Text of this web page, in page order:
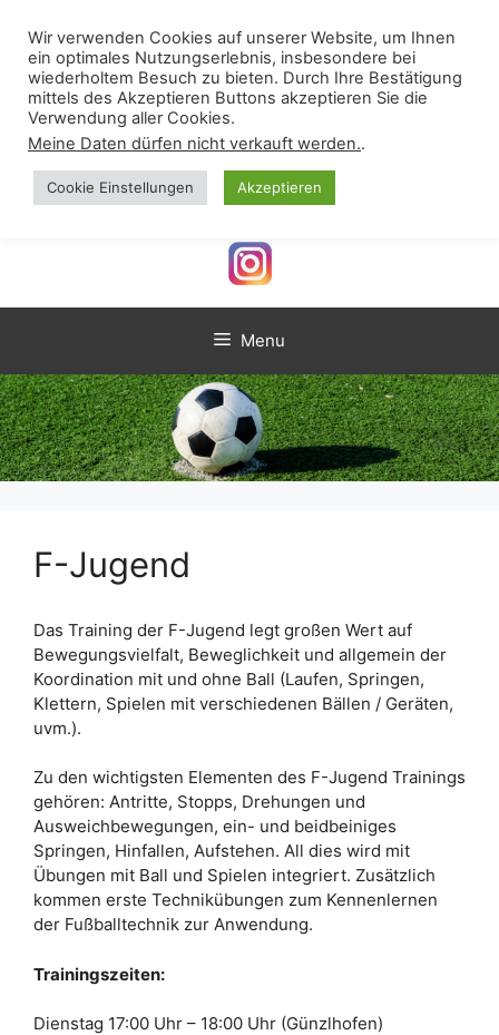
content
VSST Günzlhofen-
Oberschweinbach e.V.
Verein für Sport, Spiel und Tanz
Menu
F-Jugend
Das Training der F-Jugend legt großen Wert auf
Bewegungsvielfalt, Beweglichkeit und allgemein der
Koordination mit und ohne Ball (Laufen, Springen,
Klettern, Spielen mit verschiedenen Bällen / Geräten,
uvm.).
Zu den wichtigsten Elementen des F-Jugend Trainings
gehören: Antritte, Stopps, Drehungen und
Ausweichbewegungen, ein- und beidbeiniges
Springen, Hinfallen, Aufstehen. All dies wird mit
Übungen mit Ball und Spielen integriert. Zusätzlich
kommen erste Technikübungen zum Kennenlernen
der Fußballtechnik zur Anwendung.
Trainingszeiten:
Dienstag 17:00 Uhr – 18:00 Uhr (Günzlhofen)
Wir verwenden Cookies auf unserer Website, um Ihnen
ein optimales Nutzungserlebnis, insbesondere bei
wiederholtem Besuch zu bieten. Durch Ihre Bestätigung
mittels des Akzeptieren Buttons akzeptieren Sie die
Verwendung aller Cookies.
Meine Daten dürfen nicht verkauft werden..
Cookie Einstellungen Akzeptieren